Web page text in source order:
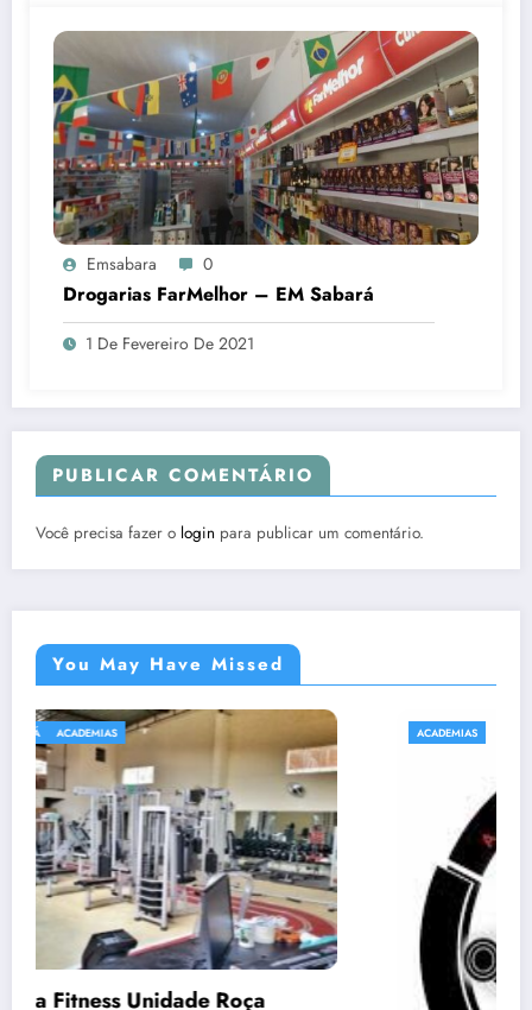
Emsabara 0
Drogarias FarMelhor – EM Sabará
1 De Fevereiro De 2021
PUBLICAR COMENTÁRIO
Você precisa fazer o login para publicar um comentário.
You May Have Missed
ACADEMIAS